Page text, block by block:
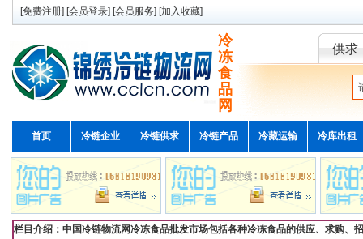
[免费注册] [会员登录] [会员服务] [加入收藏]
冷
冻
食
品
网
供求
首页 冷链企业 冷链供求 冷链产品 冷藏运输 冷库出租
栏目介绍：中国冷链物流网冷冻食品批发市场包括各种冷冻食品的供应、求购